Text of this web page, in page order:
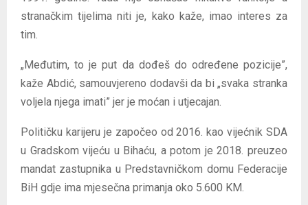
stranačkim tijelima niti je, kako kaže, imao interes za
tim.
„Međutim, to je put da dođeš do određene pozicije”,
kaže Abdić, samouvjereno dodavši da bi „svaka stranka
voljela njega imati” jer je moćan i utjecajan.
Političku karijeru je započeo od 2016. kao vijećnik SDA
u Gradskom vijeću u Bihaću, a potom je 2018. preuzeo
mandat zastupnika u Predstavničkom domu Federacije
BiH gdje ima mjesečna primanja oko 5.600 KM.